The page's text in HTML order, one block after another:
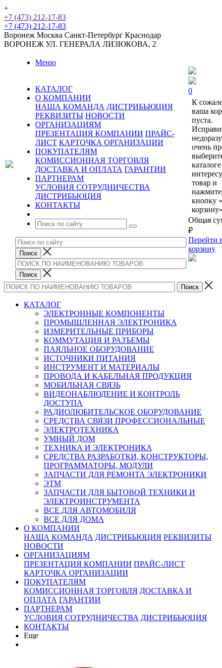
+
+7 (473) 212-17-83
+7 (473) 212-17-83
Воронеж Москва Санкт-Петербург Краснодар
ВОРОНЕЖ УЛ. ГЕНЕРАЛА ЛИЗЮКОВА, 2
Меню
КАТАЛОГ
О КОМПАНИИ
НАША КОМАНДА ДИСТРИБЬЮЦИЯ
РЕКВИЗИТЫ НОВОСТИ
ОРГАНИЗАЦИЯМ
ПРЕЗЕНТАЦИЯ КОМПАНИИ ПРАЙС-
ЛИСТ КАРТОЧКА ОРГАНИЗАЦИИ
ПОКУПАТЕЛЯМ
КОМИССИОННАЯ ТОРГОВЛЯ
ДОСТАВКА И ОПЛАТА ГАРАНТИИ
ПАРТНЕРАМ
УСЛОВИЯ СОТРУДНИЧЕСТВА
ДИСТРИБЬЮЦИЯ
КОНТАКТЫ
0
К
ваша
пуста.
очень
каталоге
товар и
нажмите
кнопку
Общая
₽
Перейти
корзину
КАТАЛОГ
ЭЛЕКТРОННЫЕ КОМПОНЕНТЫ
ПРОМЫШЛЕННАЯ ЭЛЕКТРОНИКА
ИЗМЕРИТЕЛЬНЫЕ ПРИБОРЫ
КОММУТАЦИЯ И РАЗЪЕМЫ
ПАЯЛЬНОЕ ОБОРУДОВАНИЕ
ИСТОЧНИКИ ПИТАНИЯ
ИНСТРУМЕНТ И МАТЕРИАЛЫ
ПРОВОДА И КАБЕЛЬНАЯ ПРОДУКЦИЯ
МОБИЛЬНАЯ СВЯЗЬ
ВИДЕОНАБЛЮДЕНИЕ И КОНТРОЛЬ
ДОСТУПА
РАДИОЛЮБИТЕЛЬСКОЕ ОБОРУДОВАНИЕ
СРЕДСТВА СВЯЗИ ПРОФЕССИОНАЛЬНЫЕ
ЭЛЕКТРОТЕХНИКА
УМНЫЙ ДОМ
ТЕХНИКА И ЭЛЕКТРОНИКА
СРЕДСТВА РАЗРАБОТКИ, КОНСТРУКТОРЫ,
ПРОГРАММАТОРЫ, МОДУЛИ
ЗАПЧАСТИ ДЛЯ РЕМОНТА ЭЛЕКТРОНИКИ
ЭТМ
ЗАПЧАСТИ ДЛЯ БЫТОВОЙ ТЕХНИКИ И
ЭЛЕКТРОИНСТРУМЕНТА
ВСЕ ДЛЯ АВТОМОБИЛЯ
ВСЕ ДЛЯ ДОМА
О КОМПАНИИ
НАША КОМАНДА ДИСТРИБЬЮЦИЯ РЕКВИЗИТЫ
НОВОСТИ
ОРГАНИЗАЦИЯМ
ПРЕЗЕНТАЦИЯ КОМПАНИИ ПРАЙС-ЛИСТ
КАРТОЧКА ОРГАНИЗАЦИИ
ПОКУПАТЕЛЯМ
КОМИССИОННАЯ ТОРГОВЛЯ ДОСТАВКА И
ОПЛАТА ГАРАНТИИ
ПАРТНЕРАМ
УСЛОВИЯ СОТРУДНИЧЕСТВА ДИСТРИБЬЮЦИЯ
КОНТАКТЫ
Еще